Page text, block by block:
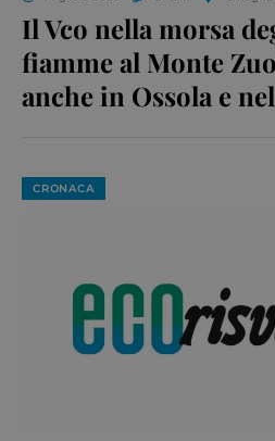
Il Vco nella morsa
fiamme al Monte
anche in Ossola e
CRONACA